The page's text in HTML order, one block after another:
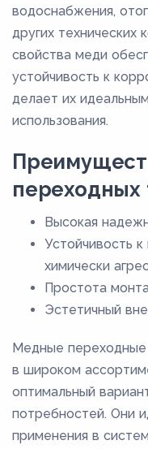
водоснабжения,
других технических
свойства меди
устойчивость к
делает их
использования.
переходных
Высокая
Устойчивость
химически
Простота
Эстетичный
Медные переходные
в широком
оптимальный
потребностей. Они
применения в